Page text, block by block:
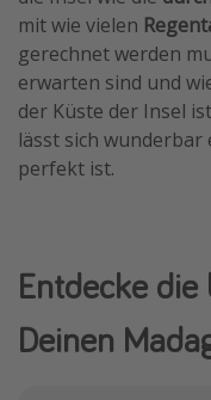
mit wie vielen
gerechnet werden
erwarten sind und
der Küste der Insel
lässt sich
perfekt ist.
Entdecke
Deinen